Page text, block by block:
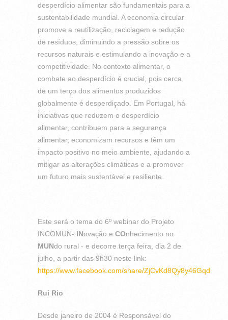
desperdício alimentar são fundamentais para a
sustentabilidade mundial. A economia circular
promove a reutilização, reciclagem e redução
de resíduos, diminuindo a pressão sobre os
recursos naturais e estimulando a inovação e a
competitividade. No contexto alimentar, o
combate ao desperdício é crucial, pois cerca
de um terço dos alimentos produzidos
globalmente é desperdiçado. Em Portugal, há
iniciativas que reduzem o desperdício
alimentar, contribuem para a segurança
alimentar, economizam recursos e têm um
impacto positivo no meio ambiente, ajudando a
mitigar as alterações climáticas e a promover
um futuro mais sustentável e resiliente.
Este será o tema do 6º webinar do Projeto
INCOMUN- INovação e COnhecimento no
MUNdo rural - e decorre terça feira, dia 2 de
julho, a partir das 9h30 neste link:
https://www.facebook.com/share/ZjCvKd8Qy8y46Gqd
Rui Rio
Desde janeiro de 2004 é Responsável do